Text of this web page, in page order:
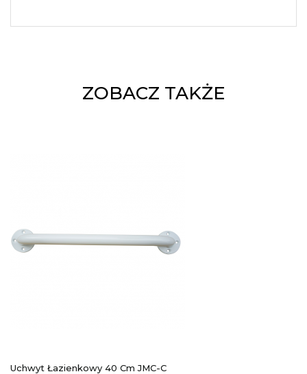
ZOBACZ TAKŻE
Uchwyt Łazienkowy 40 Cm JMC-C